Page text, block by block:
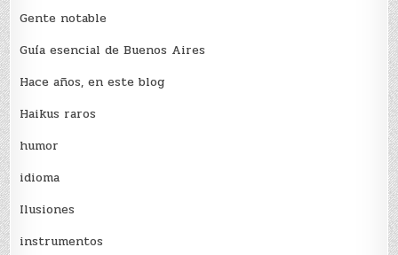
Gente notable
Guía esencial de Buenos Aires
Hace años, en este blog
Haikus raros
humor
idioma
Ilusiones
instrumentos